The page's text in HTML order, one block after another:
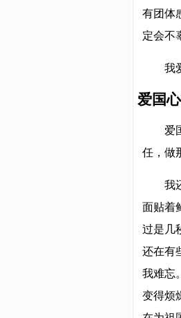
有团体
定会不
我
爱国
爱
任，做
我
面贴着
过是几
还在有
我难忘
变得烦